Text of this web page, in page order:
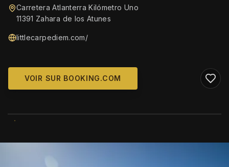
Carretera Atlanterra Kilómetro Uno
11391 Zahara de los Atunes
littlecarpediem.com/
VOIR SUR BOOKING.COM